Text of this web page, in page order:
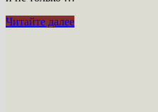
Питер
Читайте далее